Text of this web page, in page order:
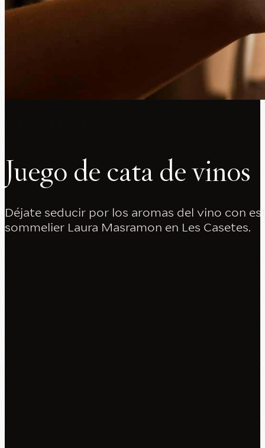
Juego de cata de vinos
Déjate seducir por los aromas del vino con
sommelier Laura Masramon en Les Casetes.